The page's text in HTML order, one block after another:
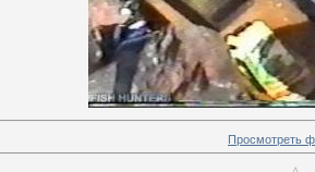
Просмотреть